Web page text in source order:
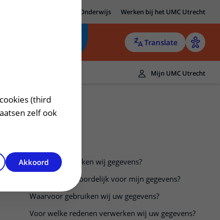
Onderwijs Werken bij het UMC Utrecht
Translate
Mijn UMC Utrecht
Van wie verwerken wij gegevens?
Wie is verantwoordelijk voor mijn gegevens?
Waarvoor gebruiken wij uw gegevens?
Voor welke redenen verwerken wij uw gegevens?
(third
zelf ook
Akkoord